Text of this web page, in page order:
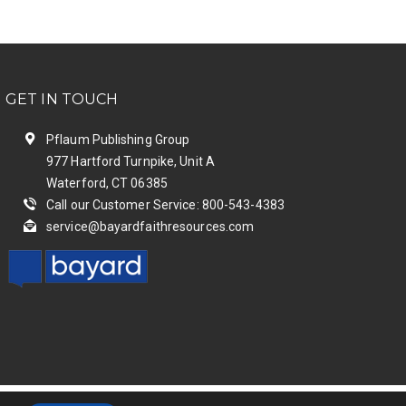
GET IN TOUCH
Pflaum Publishing Group
977 Hartford Turnpike, Unit A
Waterford, CT 06385
Call our Customer Service: 800-543-4383
service@bayardfaithresources.com